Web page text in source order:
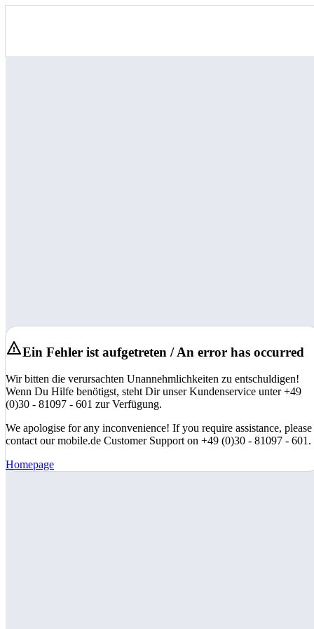
Ein Fehler ist aufgetreten / An error has occurred
Wir bitten die verursachten Unannehmlichkeiten zu entschuldigen!
Wenn Du Hilfe benötigst, steht Dir unser Kundenservice unter +49
(0)30 - 81097 - 601 zur Verfügung.
We apologise for any inconvenience! If you require assistance, please
contact our mobile.de Customer Support on +49 (0)30 - 81097 - 601.
Homepage